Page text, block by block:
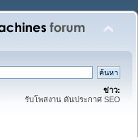
ข่าว:
รับโพสงาน ดันประกาศ SEO